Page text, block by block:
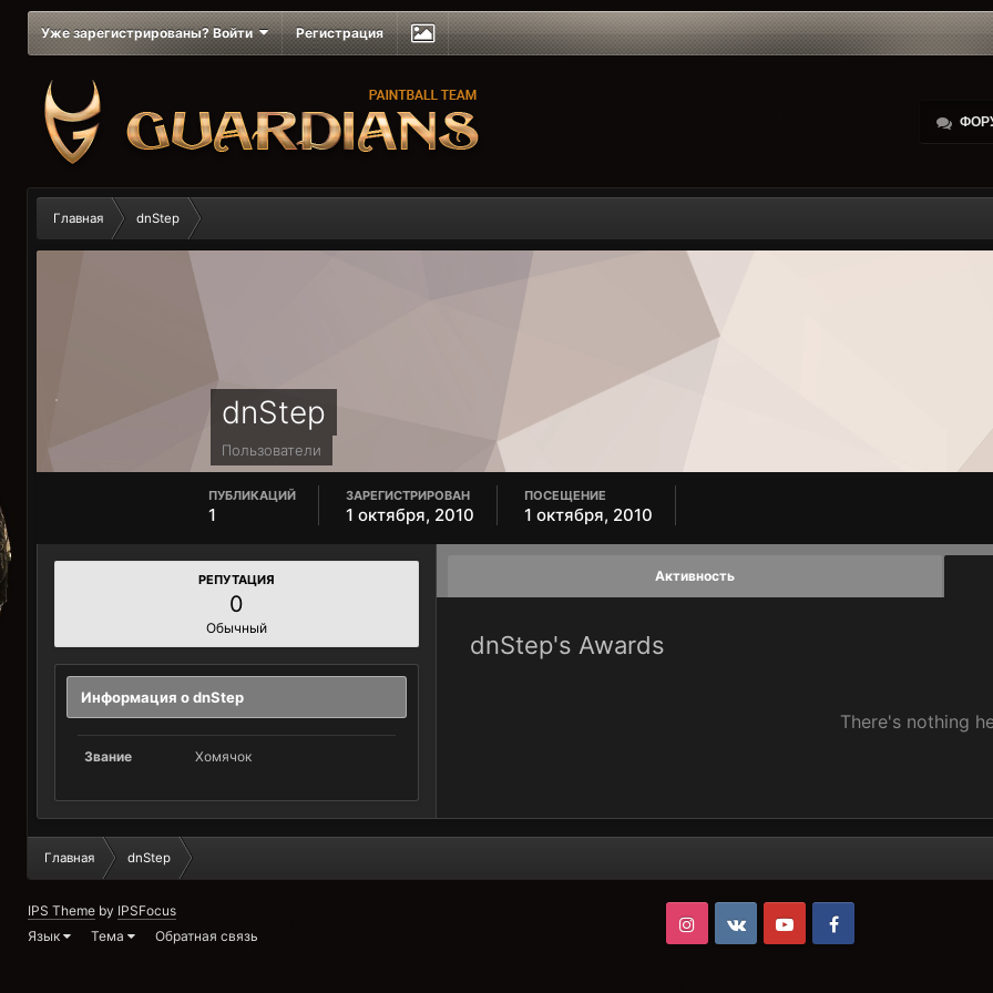
Уже зарегистрированы? Войти Регистрация
Главная dnStep
dnStep
Пользователи
ПУБЛИКАЦИЙ
1
ЗАРЕГИСТРИРОВАН
1 октября, 2010
ПОСЕЩЕНИЕ
1 октября, 2010
РЕПУТАЦИЯ
0
Обычный
Информация о dnStep
Звание Хомячок
Активность
dnStep's Awards
There's nothing
Главная dnStep
IPS Theme by IPSFocus
Язык
Тема Обратная связь
InstagramVK Youtube